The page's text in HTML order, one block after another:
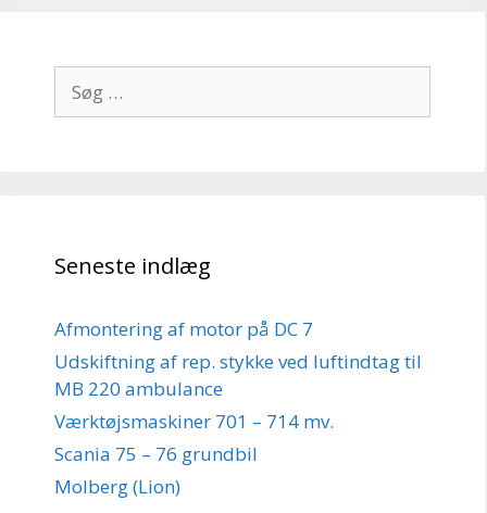
efter:
Seneste indlæg
Afmontering af motor på DC 7
Udskiftning af rep. stykke ved luftindtag til
MB 220 ambulance
Værktøjsmaskiner 701 – 714 mv.
Scania 75 – 76 grundbil
Molberg (Lion)